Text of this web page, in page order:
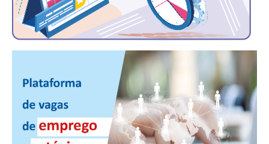
CONSÓRCIOS
CAMPANHAS SALARIAIS
PALAVRA DO MURILO
NOTÍCIAS
CONTEÚDO ESPECIAL